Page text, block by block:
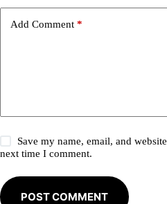
Add Comment *
Save my name, email, and
next time I comment.
POST COMMENT